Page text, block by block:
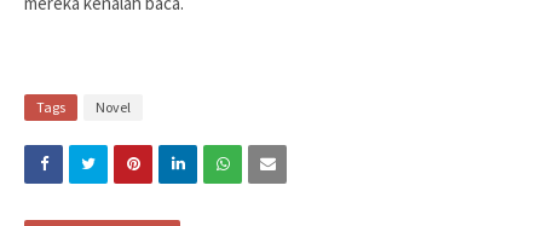
Tags Novel